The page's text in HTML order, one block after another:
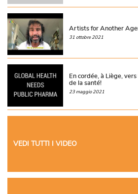
Artists for Another
31 ottobre 2021
En cordée, à Liège,
de la santé!
23 maggio 2021
VEDI TUTTI I VIDEO